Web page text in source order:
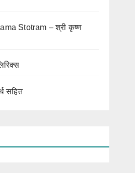
Stotram – श्री कृष्ण
सहित